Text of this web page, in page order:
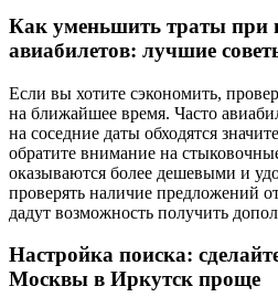
Как уменьшить траты при
авиабилетов: лучшие
Если вы хотите сэкономить,
на ближайшее время. Часто
на соседние даты обходятся
обратите внимание на
оказываются более дешевыми и
проверять наличие предложений
дадут возможность получить
Настройка поиска:
Москвы в Иркутск проще